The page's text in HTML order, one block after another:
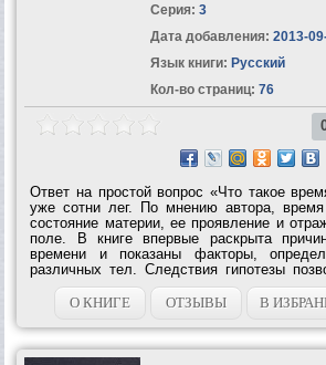
Серия: 3
Дата добавления: 2013-
Язык книги: Русский
Кол-во страниц: 76
Ответ на простой вопрос «Что такое
уже сотни лег. По мнению автора,
состояние материи, ее проявление и
поле. В книге впервые раскрыта
времени и показаны факторы,
различных тел. Следствия гипотезы
феномены, как полтергейст,
самовозгорание и...
О КНИГЕ ОТЗЫВЫ В